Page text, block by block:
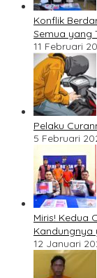
Konflik
Semua yang
11 Februari
Pelaku
5 Februari
Miris! Kedua
Kandungnya
12 Januari